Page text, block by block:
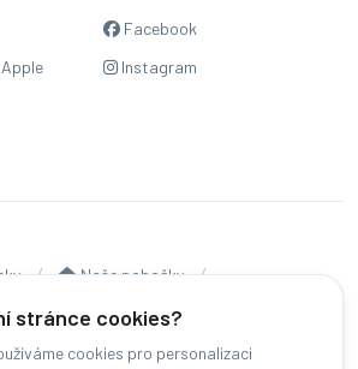
stránce cookies?
cookies pro personalizaci
Facebook
Instagram
Naše pobočky